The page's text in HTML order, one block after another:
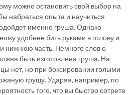
можно остановить свой выбор на
набраться опыта и научиться
именно груша. Однако
удобнее бить руками в голову и
и нижнюю часть. Немного слов о
быть изготовлена груша. На
нет, но при боксировании голыми
грушу. Ударяя, например, по
того, что вы быстро сотрете